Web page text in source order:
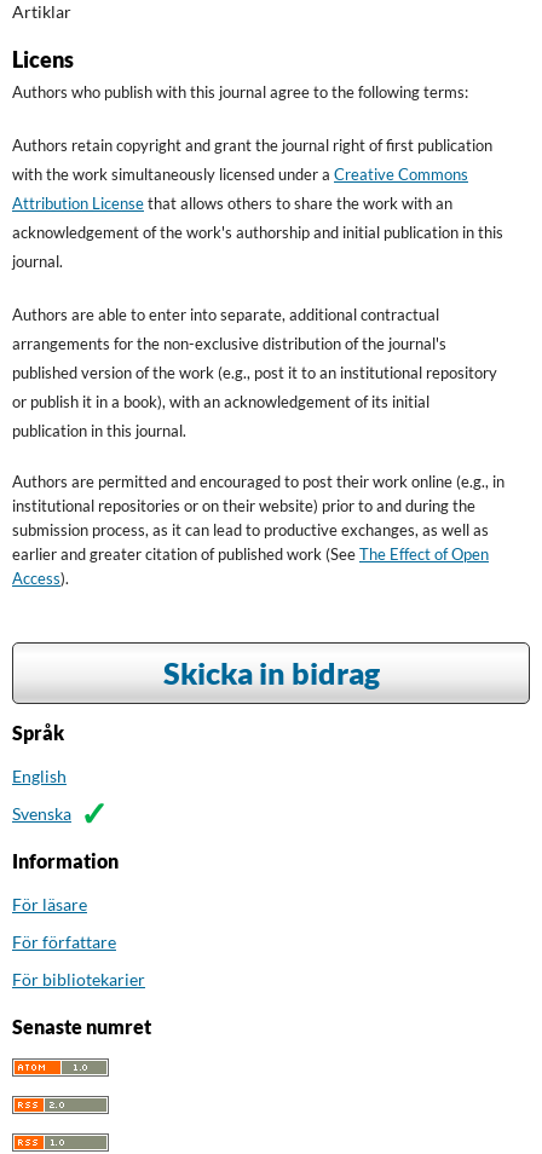
Artiklar
Licens
Authors who publish with this journal agree to the following terms:
Authors retain copyright and grant the journal right of first publication
with the work simultaneously licensed under a Creative Commons
Attribution Licensethat allows others to share the work with an
acknowledgement of the work's authorship and initial publication in this
journal.
Authors are able to enter into separate, additional contractual
arrangements for the non-exclusive distribution of the journal's
published version of the work (e.g., post it to an institutional repository
or publish it in a book), with an acknowledgement of its initial
publication in this journal.
Authors are permitted and encouraged to post their work online (e.g., in
institutional repositories or on their website) prior to and during the
submission process, as it can lead to productive exchanges, as well as
earlier and greater citation of published work (See The Effect of Open
Access).
Skicka in bidrag
Språk
English
Svenska
Information
För läsare
För författare
För bibliotekarier
Senaste numret